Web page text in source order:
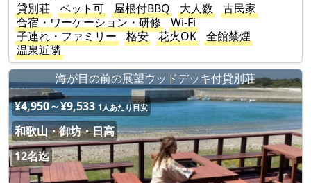
貸別荘
ペット可 屋根付BBQ 大人数
古民家
合宿・ワーケーション・研修
Wi-Fi
子連れ・ファミリー
格安 花火OK
全館禁煙
温泉近隣
海が目の前の展望ウッドデッキ付貸別荘
¥4,950～¥9,533 1人あたり目安
和歌山・御坊・日高
12名迄